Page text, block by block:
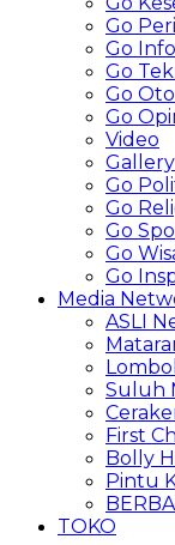
Go
Go Info
Go
Go
Go
Video
Gallery
Go
Go
Go
Go
Go
Media
ASLI
Suluh
First
Bolly
Pintu
TOKO